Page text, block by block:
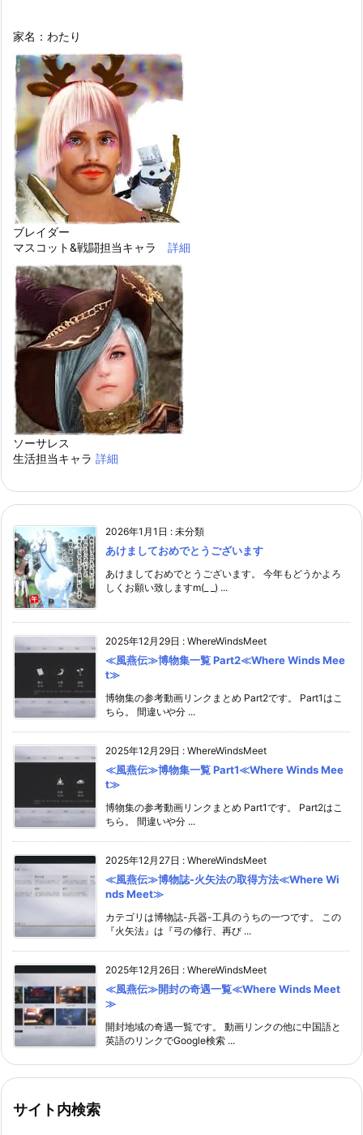
家名：わたり
ブレイダー
マスコット&戦闘担当キャラ 詳細
ソーサレス
生活担当キャラ 詳細
2026年1月1日 : 未分類
あけましておめでとうございます
あけましておめでとうございます。 今年もどうかよろ
しくお願い致しますm(_ _) ...
2025年12月29日 : WhereWindsMeet
≪風燕伝≫博物集一覧 Part2≪Where Winds Mee
t≫
博物集の参考動画リンクまとめ Part2です。 Part1はこ
ちら。 間違いや分 ...
2025年12月29日 : WhereWindsMeet
≪風燕伝≫博物集一覧 Part1≪Where Winds Mee
t≫
博物集の参考動画リンクまとめ Part1です。 Part2はこ
ちら。 間違いや分 ...
2025年12月27日 : WhereWindsMeet
≪風燕伝≫博物誌-火矢法の取得方法≪Where Wi
nds Meet≫
カテゴリは博物誌-兵器-工具のうちの一つです。 この
『火矢法』は『弓の修行、再び ...
2025年12月26日 : WhereWindsMeet
≪風燕伝≫開封の奇遇一覧≪Where Winds Meet
≫
開封地域の奇遇一覧です。 動画リンクの他に中国語と
英語のリンクでGoogle検索 ...
サイト内検索